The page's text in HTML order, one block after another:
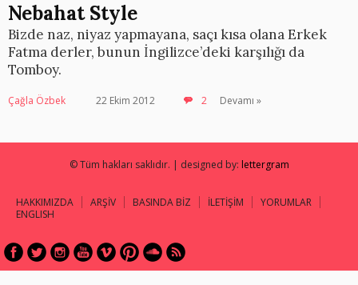
Nebahat Style
Bizde naz, niyaz yapmayana, saçı kısa olana Erkek
Fatma derler, bunun İngilizce’deki karşılığı da
Tomboy.
Çağla Özbek 22 Ekim 2012 2 Devamı »
© Tüm hakları saklıdır. | designed by: lettergram
HAKKIMIZDA ARŞİV BASINDA BİZ İLETİŞİM
YORUMLAR
ENGLISH